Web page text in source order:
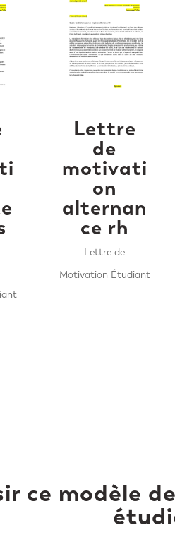
Lettre
de
motivati
on
alternan
ce rh
Lettre de
Motivation Étudiant
ce modèle